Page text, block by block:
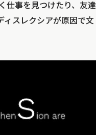
仕事を見つけたり、友達
ィスレクシアが原因で文